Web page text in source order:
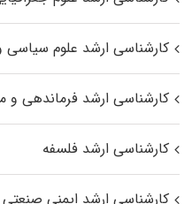
کارشناسی ارشد علوم سیاسی
کارشناسی ارشد فرماندهی و
کارشناسی ارشد فلسفه
کارشناسی ارشد ایمنی صنعتی